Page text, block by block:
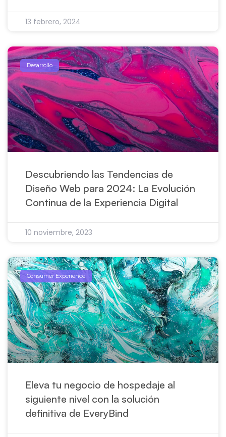
13 febrero, 2024
Desarrollo
Descubriendo las Tendencias de
Diseño Web para 2024: La Evolución
Continua de la Experiencia Digital
10 noviembre, 2023
Consumer Experience
Eleva tu negocio de hospedaje al
siguiente nivel con la solución
definitiva de EveryBind